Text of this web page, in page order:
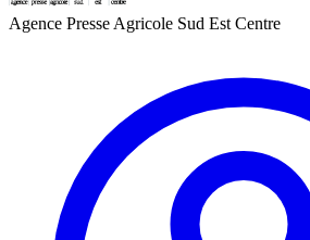
Agence Presse Agricole Sud Est Centre